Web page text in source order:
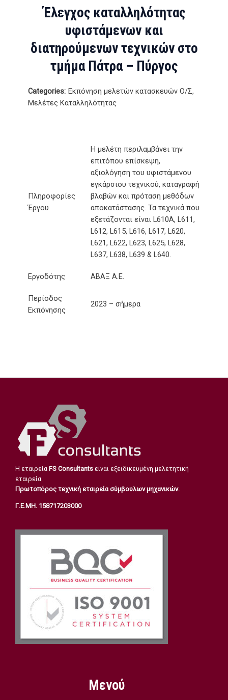
Έλεγχος καταλληλότητας
υφιστάμενων και
διατηρούμενων τεχνικών στο
τμήμα Πάτρα – Πύργος
Categories: Εκπόνηση μελετών κατασκευών Ο/Σ,
Μελέτες Καταλληλότητας
Πληροφορίες
Έργου
Η μελέτη περιλαμβάνει την
επιτόπου επίσκεψη,
αξιολόγηση του υφιστάμενου
εγκάρσιου τεχνικού, καταγραφή
βλαβών και πρόταση μεθόδων
αποκατάστασης. Τα τεχνικά που
εξετάζονται είναι L610A, L611,
L612, L615, L616, L617, L620,
L621, L622, L623, L625, L628,
L637, L638, L639 & L640.
Εργοδότης ΑΒΑΞ Α.Ε.
Περίοδος
Εκπόνησης
2023 – σήμερα
Η εταιρεία FS Consultants είναι εξειδικευμένη μελετητική
εταιρεία.
Πρωτοπόρος τεχνική εταιρεία σύμβουλων μηχανικών.
Γ.Ε.ΜΗ. 158717203000
Μενού